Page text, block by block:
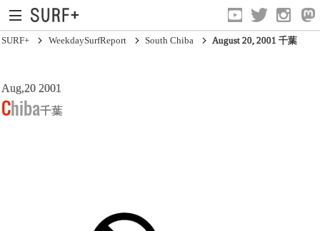
South Ibaraki
SURF+ WeekdaySurfReport South Chiba August 20, 2001 千葉
Aug,20 2001
Chiba千葉